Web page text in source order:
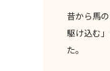
昔から馬
駆け込む
た。